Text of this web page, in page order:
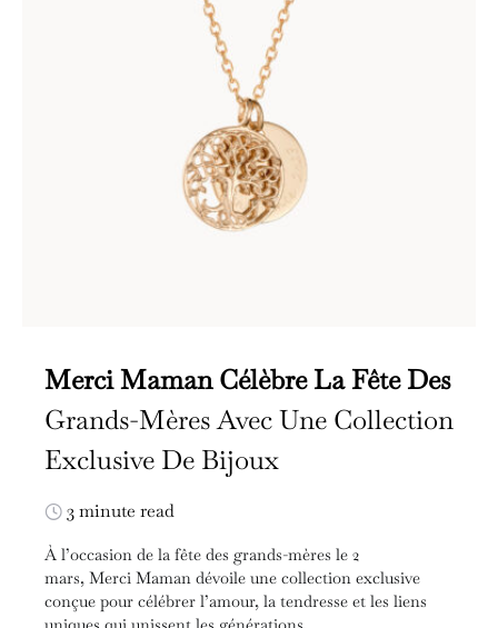
Merci Maman Célèbre La Fête Des
Grands-Mères Avec Une Collection
Exclusive De Bijoux
3 minute read
À l’occasion de la fête des grands-mères le 2
mars, Merci Maman dévoile une collection exclusive
conçue pour célébrer l’amour, la tendresse et les liens